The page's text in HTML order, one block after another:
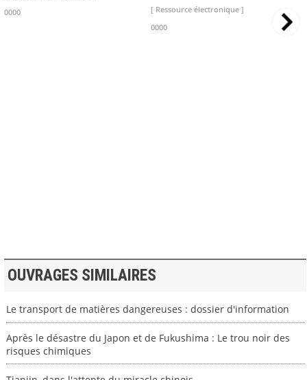
0000
[ Ressource électronique ]
0000
OUVRAGES SIMILAIRES
Le transport de matières dangereuses : dossier d'information
Après le désastre du Japon et de Fukushima : Le trou noir des
risques chimiques